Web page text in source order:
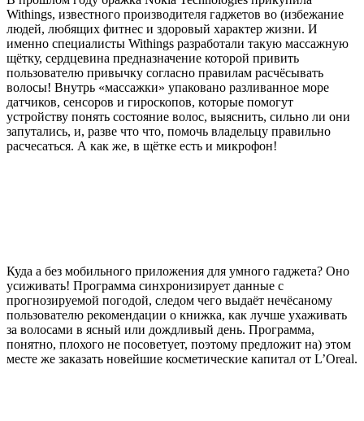
Withings, известного производителя гаджетов во (избежание
людей, любящих фитнес и здоровый характер жизни. И
именно специалисты Withings разработали такую массажную
щётку, сердцевина предназначение которой привить
пользователю привычку согласно правилам расчёсывать
волосы! Внутрь «массажки» упаковано разливанное море
датчиков, сенсоров и гироскопов, которые помогут
устройству понять состояние волос, выяснить, сильно ли они
запутались, и, разве что что, помочь владельцу правильно
расчесаться. А как же, в щётке есть и микрофон!
Куда а без мобильного приложения для умного гаджета? Оно
усиживать! Программа синхронизирует данные с
прогнозируемой погодой, следом чего выдаёт нечёсаному
пользователю рекомендации о книжка, как лучше ухаживать
за волосами в ясный или дождливый день. Программа,
понятно, плохого не посоветует, поэтому предложит на) этом
месте же заказать новейшие косметические капитал от L’Oreal.